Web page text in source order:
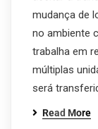
mudança de
no ambiente
trabalha em
múltiplas
será
Read More